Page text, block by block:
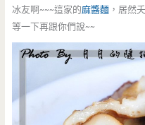
冰友啊~~~這家的麻醬麵 ，居然
等一下再跟你們說~~